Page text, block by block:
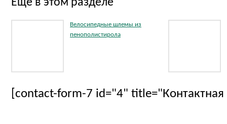
Ещё в этом разделе
Велосипедные шлемы из
пенополистирола
[contact-form-7 id="4"